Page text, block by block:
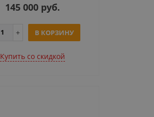
145 000 руб.
В КОРЗИНУ
Купить cо скидкой